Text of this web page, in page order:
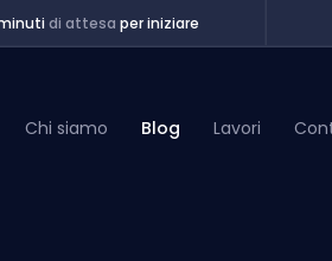
di attesa per iniziare
Chi siamo Blog Lavori